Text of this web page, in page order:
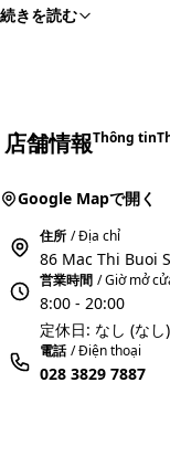
続きを読む
店舗情報Thông tin
Google Mapで開く
住所 / Địa chỉ
86 Mac Thi Buoi
営業時間 / Giờ mở
8:00 - 20:00
定休日: なし (なし)
電話 / Điện thoại
028 3829 7887